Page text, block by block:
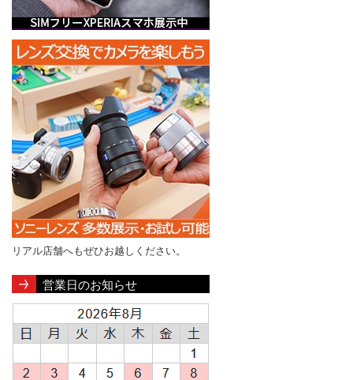
リアル店舗へもぜひお越しください。
営業日のお知らせ